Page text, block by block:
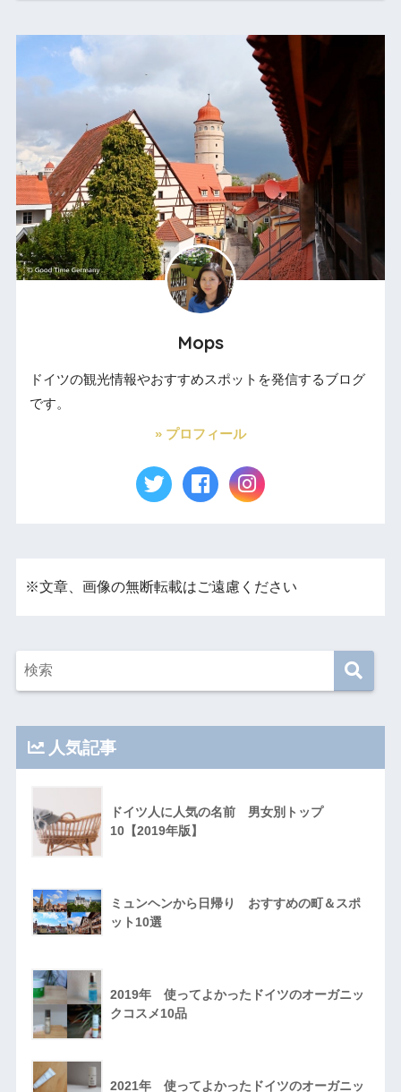
Mops
ドイツの観光情報やおすすめスポットを発信するブログ
です。
» プロフィール
※文章、画像の無断転載はご遠慮ください
人気記事
ドイツ人に人気の名前 男女別トップ
10【2019年版】
ミュンヘンから日帰り おすすめの町＆スポ
ット10選
2019年 使ってよかったドイツのオーガニッ
クコスメ10品
2021年 使ってよかったドイツのオーガニッ